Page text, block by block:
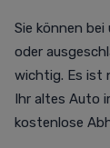
Sie können
oder
wichtig. Es ist
Ihr altes Auto
kostenlose